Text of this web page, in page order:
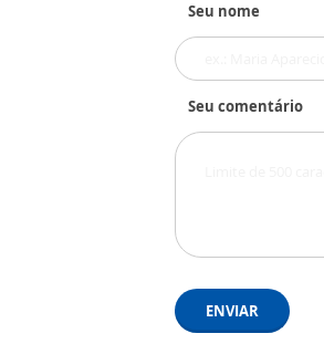
Seu nome
Seu comentário
ENVIAR